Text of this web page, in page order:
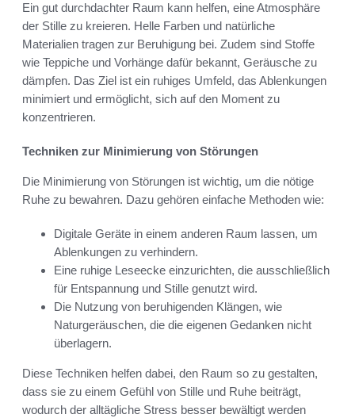
Ein gut durchdachter Raum kann helfen, eine Atmosphäre
der Stille zu kreieren. Helle Farben und natürliche
Materialien tragen zur Beruhigung bei. Zudem sind Stoffe
wie Teppiche und Vorhänge dafür bekannt, Geräusche zu
dämpfen. Das Ziel ist ein ruhiges Umfeld, das Ablenkungen
minimiert und ermöglicht, sich auf den Moment zu
konzentrieren.
Techniken zur Minimierung von Störungen
Die Minimierung von Störungen ist wichtig, um die nötige
Ruhe zu bewahren. Dazu gehören einfache Methoden wie:
Digitale Geräte in einem anderen Raum lassen, um
Ablenkungen zu verhindern.
Eine ruhige Leseecke einzurichten, die ausschließlich
für Entspannung und Stille genutzt wird.
Die Nutzung von beruhigenden Klängen, wie
Naturgeräuschen, die die eigenen Gedanken nicht
überlagern.
Diese Techniken helfen dabei, den Raum so zu gestalten,
dass sie zu einem Gefühl von Stille und Ruhe beiträgt,
wodurch der alltägliche Stress besser bewältigt werden